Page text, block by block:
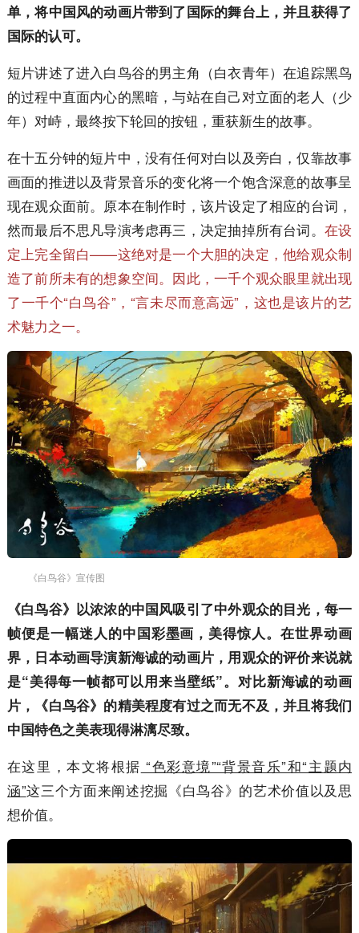
单，将中国风的动画片带到了国际的舞台上，并且获得了
国际的认可。
短片讲述了进入白鸟谷的男主角（白衣青年）在追踪黑鸟
的过程中直面内心的黑暗，与站在自己对立面的老人（少
年）对峙，最终按下轮回的按钮，重获新生的故事。
在十五分钟的短片中，没有任何对白以及旁白，仅靠故事
画面的推进以及背景音乐的变化将一个饱含深意的故事呈
现在观众面前。原本在制作时，该片设定了相应的台词，
然而最后不思凡导演考虑再三，决定抽掉所有台词。 在设
定上完全留白——这绝对是一个大胆的决定，他给观众制
造了前所未有的想象空间。因此，一千个观众眼里就出现
了一千个“白鸟谷”，“言未尽而意高远”，这也是该片的艺
术魅力之一。
《白鸟谷》宣传图
《白鸟谷》以浓浓的中国风吸引了中外观众的目光，每一
帧便是一幅迷人的中国彩墨画，美得惊人。在世界动画
界，日本动画导演新海诚的动画片，用观众的评价来说就
是“美得每一帧都可以用来当壁纸”。对比新海诚的动画
片，《白鸟谷》的精美程度有过之而无不及，并且将我们
中国特色之美表现得淋漓尽致。
在这里，本文将根据 “色彩意境”“背景音乐”和“主题内
涵”这三个方面来阐述挖掘《白鸟谷》的艺术价值以及思
想价值。